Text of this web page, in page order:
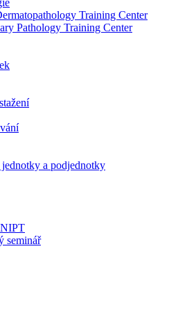
Training Center
Pathology Training Center
a podjednotky
seminář